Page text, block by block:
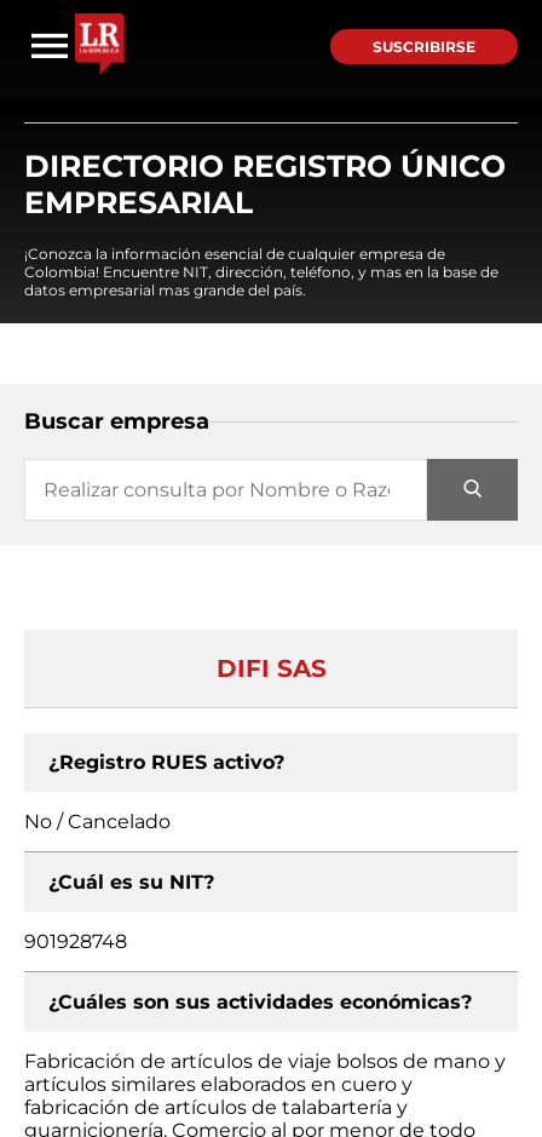
SUSCRIBIRSE
DIRECTORIO REGISTRO ÚNICO
EMPRESARIAL
¡Conozca la información esencial de cualquier empresa de
Colombia! Encuentre NIT, dirección, teléfono, y mas en la base de
datos empresarial mas grande del país.
Buscar empresa
DIFI SAS
¿Registro RUES activo?
No / Cancelado
¿Cuál es su NIT?
901928748
¿Cuáles son sus actividades económicas?
Fabricación de artículos de viaje bolsos de mano y
artículos similares elaborados en cuero y
fabricación de artículos de talabartería y
guarnicionería, Comercio al por menor de todo